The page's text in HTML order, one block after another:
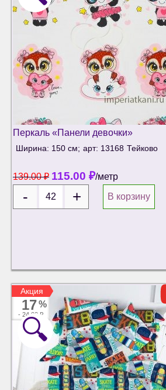
Перкаль «Панели девочки»
Ширина: 150 см; арт: 13168 Тейково
139.00₽ 115.00 ₽/метр
В корзину
Акция
17%
- 24.00 ₽
Акция
🔍